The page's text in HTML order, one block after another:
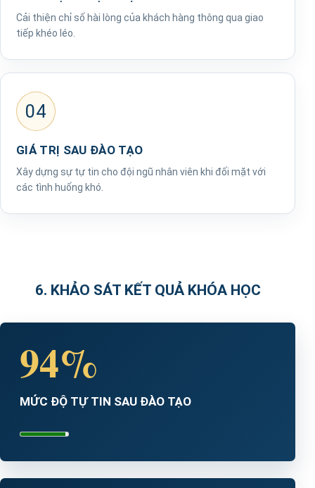
Cải thiện chỉ số hài lòng của khách hàng thông qua giao
tiếp khéo léo.
04
GIÁ TRỊ SAU ĐÀO TẠO
Xây dựng sự tự tin cho đội ngũ nhân viên khi đối mặt với
các tình huống khó.
6. KHẢO SÁT KẾT QUẢ KHÓA HỌC
94%
MỨC ĐỘ TỰ TIN SAU ĐÀO TẠO